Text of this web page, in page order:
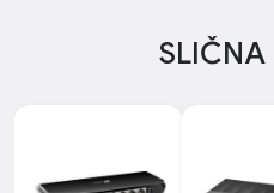
SLIČNA